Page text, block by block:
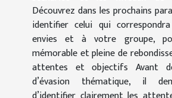
Découvrez dans les prochains
identifier celui qui
envies et à votre groupe,
mémorable et pleine de
attentes et objectifs Avant
d’évasion thématique, il